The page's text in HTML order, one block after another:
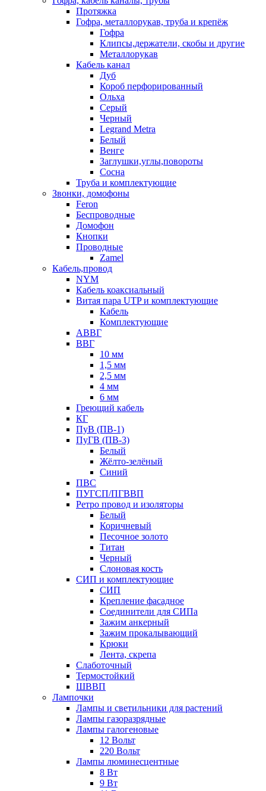
Протяжка
Гофра, металлорукав, труба и крепёж
Гофра
Клипсы,держатели, скобы и другие
Металлорукав
Кабель канал
Дуб
Короб перфорированный
Ольха
Серый
Черный
Legrand Metra
Белый
Венге
Заглушки,углы,повороты
Сосна
Труба и комплектующие
Звонки, домофоны
Feron
Беспроводные
Домофон
Кнопки
Проводные
Zamel
Кабель,провод
NYM
Кабель коаксиальный
Витая пара UTP и комплектующие
Кабель
Комплектующие
АВВГ
ВВГ
10 мм
1,5 мм
2,5 мм
4 мм
6 мм
Греющий кабель
КГ
ПуВ (ПВ-1)
ПуГВ (ПВ-3)
Белый
Жёлто-зелёный
Синий
ПВС
ПУГСП/ПГВВП
Ретро провод и изоляторы
Белый
Коричневый
Песочное золото
Титан
Черный
Слоновая кость
СИП и комплектующие
СИП
Крепление фасадное
Соединители для СИПа
Зажим анкерный
Зажим прокалывающий
Крюки
Лента, скрепа
Слаботочный
Термостойкий
ШВВП
Лампочки
Лампы и светильники для растений
Лампы газоразрядные
Лампы галогеновые
12 Вольт
220 Вольт
Лампы люминесцентные
8 Вт
9 Вт